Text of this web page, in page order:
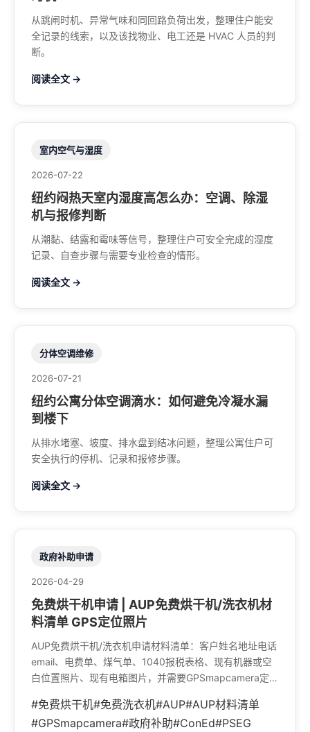
从跳闸时机、异常气味和同回路负荷出发，整理住户能安
全记录的线索，以及该找物业、电工还是 HVAC 人员的判
断。
阅读全文 →
室内空气与湿度
2026-07-22
纽约闷热天室内湿度高怎么办：空调、除湿
机与报修判断
从潮黏、结露和霉味等信号，整理住户可安全完成的湿度
记录、自查步骤与需要专业检查的情形。
阅读全文 →
分体空调维修
2026-07-21
纽约公寓分体空调滴水：如何避免冷凝水漏
到楼下
从排水堵塞、坡度、排水盘到结冰问题，整理公寓住户可
安全执行的停机、记录和报修步骤。
阅读全文 →
政府补助申请
2026-04-29
免费烘干机申请 | AUP免费烘干机/洗衣机材
料清单 GPS定位照片
AUP免费烘干机/洗衣机申请材料清单：客户姓名地址电话
email、电费单、煤气单、1040报税表格、现有机器或空
白位置照片、现有电箱图片，并需要GPSmapcamera定位
#免费烘干机#免费洗衣机#AUP#AUP材料清单
#GPSmapcamera#政府补助#ConEd#PSEG